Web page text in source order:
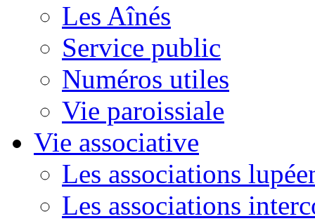
Les Aînés
Service public
Numéros utiles
Vie paroissiale
Vie associative
Les associations
Les associations